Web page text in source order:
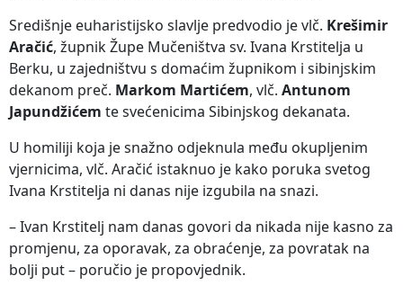
Središnje euharistijsko slavlje predvodio je vlč. Krešimir
Aračić, župnik Župe Mučeništva sv. Ivana Krstitelja u
Berku, u zajedništvu s domaćim župnikom i sibinjskim
dekanom preč. Markom Martićem, vlč. Antunom
Japundžićem te svećenicima Sibinjskog dekanata.
U homiliji koja je snažno odjeknula među okupljenim
vjernicima, vlč. Aračić istaknuo je kako poruka svetog
Ivana Krstitelja ni danas nije izgubila na snazi.
– Ivan Krstitelj nam danas govori da nikada nije kasno za
promjenu, za oporavak, za obraćenje, za povratak na
bolji put – poručio je propovjednik.